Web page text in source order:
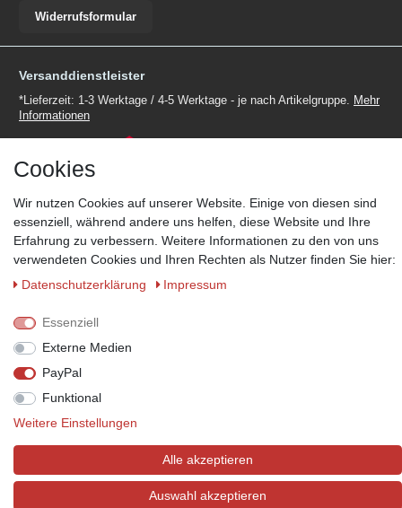
Widerrufsformular
Versanddienstleister
*Lieferzeit: 1-3 Werktage / 4-5 Werktage - je nach Artikelgruppe. Mehr
Informationen
Zahlungsmöglichkeiten
Wir behalten uns das Recht vor im Einzelfall bestimmte
Zahlungsarten auszuschließen.Mehr Informationen
© Copyright 2026 Marabella´s | Alle Rechte vorbehalten. | Grundpreise
siehe Artikeldetails.
Cookies
Wir nutzen Cookies auf unserer Website. Einige von diesen sind
essenziell, während andere uns helfen, diese Website und Ihre
Erfahrung zu verbessern. Weitere Informationen zu den von uns
verwendeten Cookies und Ihren Rechten als Nutzer finden Sie hier:
Daten­schutz­erklärung
Impressum
Essenziell
Externe Medien
PayPal
Funktional
Weitere Einstellungen
Alle akzeptieren
Auswahl akzeptieren